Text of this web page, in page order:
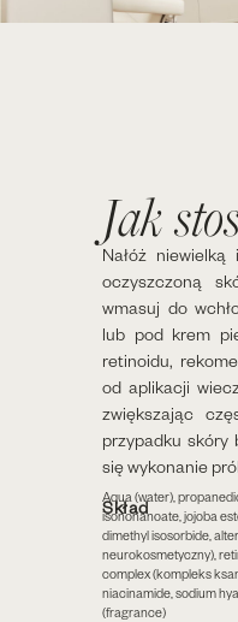
Jak
Nałóż
oczyszczoną
wmasuj do
lub pod krem
retinoidu,
od aplikacji
zwiększając
przypadku skóry
się wykonanie
Skład
Aqua (water),
isononanoate, jojoba
dimethyl isosorbide,
neurokosmetyczny),
complex (kompleks
niacinamide, sodium
(fragrance)